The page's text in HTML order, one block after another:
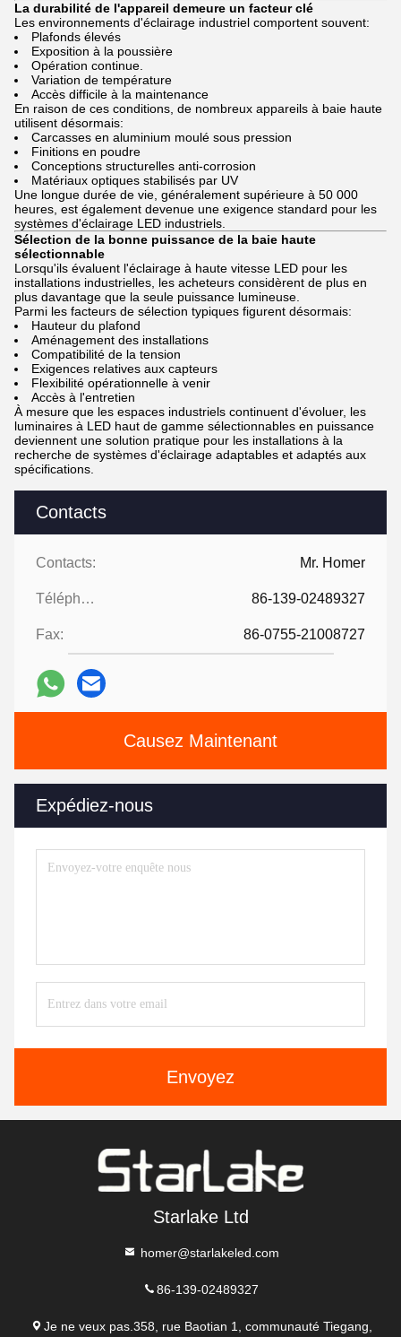
Contacts
Contacts: Mr. Homer
Téléphone: 86-139-02489327
Fax: 86-0755-21008727
Causez Maintenant
Expédiez-nous
Envoyez
La durabilité de l'appareil demeure un facteur clé
Les environnements d'éclairage industriel comportent souvent:
Plafonds élevés
Exposition à la poussière
Opération continue.
Variation de température
Accès difficile à la maintenance
En raison de ces conditions, de nombreux appareils à baie haute
utilisent désormais:
Carcasses en aluminium moulé sous pression
Finitions en poudre
Conceptions structurelles anti-corrosion
Matériaux optiques stabilisés par UV
Une longue durée de vie, généralement supérieure à 50 000
heures, est également devenue une exigence standard pour les
systèmes d'éclairage LED industriels.
Sélection de la bonne puissance de la baie haute
sélectionnable
Lorsqu'ils évaluent l'éclairage à haute vitesse LED pour les
installations industrielles, les acheteurs considèrent de plus en
plus davantage que la seule puissance lumineuse.
Parmi les facteurs de sélection typiques figurent désormais:
Hauteur du plafond
Aménagement des installations
Compatibilité de la tension
Exigences relatives aux capteurs
Flexibilité opérationnelle à venir
Accès à l'entretien
À mesure que les espaces industriels continuent d'évoluer, les
luminaires à LED haut de gamme sélectionnables en puissance
deviennent une solution pratique pour les installations à la
recherche de systèmes d'éclairage adaptables et adaptés aux
spécifications.
Starlake Ltd
homer@starlakeled.com
86-139-02489327
Je ne veux pas.358, rue Baotian 1, communauté Tiegang,